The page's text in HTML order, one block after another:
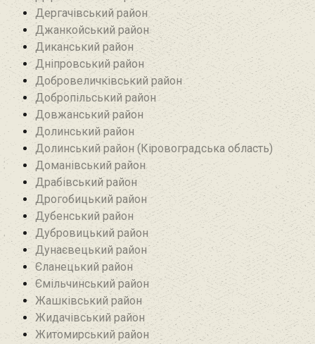
Дергачівський район
Джанкойський район
Диканський район
Дніпровський район
Добровеличківський район
Добропільський район‎
Довжанський район
Долинський район
Долинський район (Кіровоградська область)
Доманівський район‎
Драбівський район‎
Дрогобицький район
Дубенський район
Дубровицький район‎
Дунаєвецький район
Єланецький район‎
Ємільчинський район
Жашківський район
Жидачівський район
Житомирський район